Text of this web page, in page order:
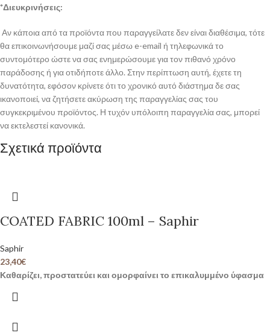
*Διευκρινήσεις:
Αν κάποια από τα προϊόντα που παραγγείλατε δεν είναι διαθέσιμα, τότε
θα επικοινωνήσουμε μαζί σας μέσω e-email ή τηλεφωνικά το
συντομότερο ώστε να σας ενημερώσουμε για τον πιθανό χρόνο
παράδοσης ή για οτιδήποτε άλλο. Στην περίπτωση αυτή, έχετε τη
δυνατότητα, εφόσον κρίνετε ότι το χρονικό αυτό διάστημα δε σας
ικανοποιεί, να ζητήσετε ακύρωση της παραγγελίας σας του
συγκεκριμένου προϊόντος. Η τυχόν υπόλοιπη παραγγελία σας, μπορεί
να εκτελεστεί κανονικά.
Σχετικά προϊόντα
COATED FABRIC 100ml – Saphir
Saphir
23,40€
Καθαρίζει, προστατεύει και ομορφαίνει το επικαλυμμένο ύφασμα